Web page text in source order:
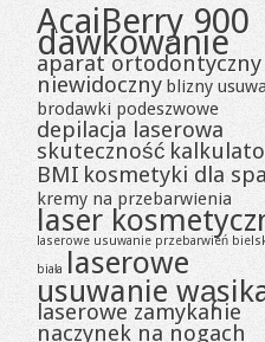
AcaiBerry 900
dawkowanie
aparat ortodontyczny
niewidoczny blizny
brodawki podeszwowe
depilacja laserowa
skuteczność
BMI kosmetyki dla
kremy na przebarwienia
laser
laserowe usuwanie przebarwień
biała laserowe
usuwanie
laserowe zamykanie
naczynek na nogach